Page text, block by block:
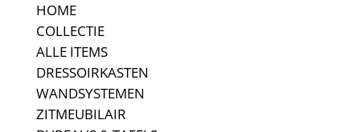
HOME
COLLECTIE
ALLE ITEMS
DRESSOIRKASTEN
WANDSYSTEMEN
ZITMEUBILAIR